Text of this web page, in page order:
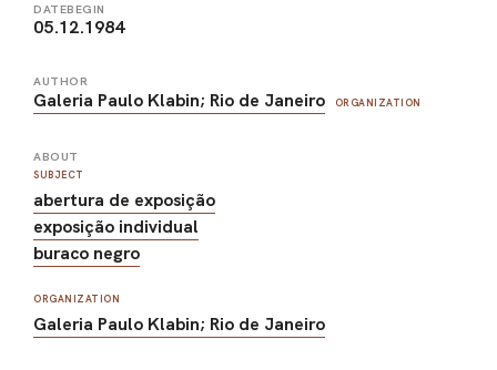
DATEBEGIN
05.12.1984
AUTHOR
Galeria Paulo Klabin; Rio de Janeiro ORGANIZATION
ABOUT
SUBJECT
abertura de exposição
exposição individual
buraco negro
ORGANIZATION
Galeria Paulo Klabin; Rio de Janeiro